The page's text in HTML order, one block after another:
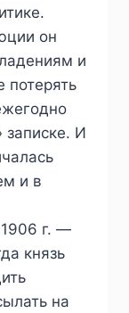
он
и
потерять
записке. И
и в
1906 г. —
князь
на